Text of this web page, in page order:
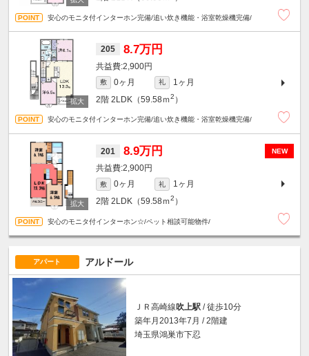
安心のモニタ付インターホン完備/追い炊き機能・浴室乾燥機完備/
205 8.7万円
2,900円
敷 0ヶ月 礼
1ヶ月
2階 2LDK（59.58ｍ2 ）
安心のモニタ付インターホン完備/追い炊き機能・浴室乾燥機完備/
NEW
201 8.9万円
2,900円
敷 0ヶ月 礼
1ヶ月
2階 2LDK（59.58ｍ2 ）
安心のモニタ付インターホン☆/ペット相談可能物件/
アパート アルドール
ＪＲ高崎線 吹上駅 / 徒歩10分
築年月2013年7月 / 2階建
埼玉県鴻巣市下忍